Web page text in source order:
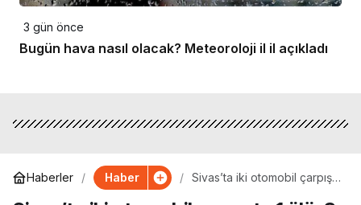
3 gün önce
Bugün hava nasıl olacak? Meteoroloji il il açıkladı
Haberler Haber
Sivas’ta iki otomobil çarpıştı: